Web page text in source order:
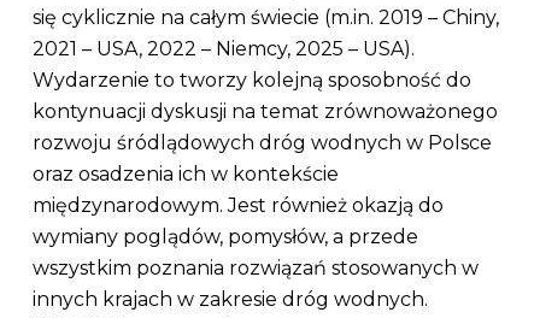
się cyklicznie na całym świecie (m.in. 2019 – Chiny,
2021 – USA, 2022 – Niemcy, 2025 – USA).
Wydarzenie to tworzy kolejną sposobność do
kontynuacji dyskusji na temat zrównoważonego
rozwoju śródlądowych dróg wodnych w Polsce
oraz osadzenia ich w kontekście
międzynarodowym. Jest również okazją do
wymiany poglądów, pomysłów, a przede
wszystkim poznania rozwiązań stosowanych w
innych krajach w zakresie dróg wodnych.